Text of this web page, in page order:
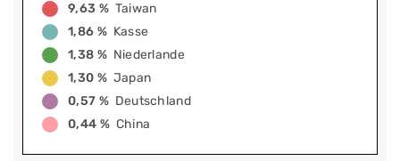
9,63 % Taiwan
1,86 % Kasse
1,38 % Niederlande
1,30 % Japan
0,57 % Deutschland
0,44 % China